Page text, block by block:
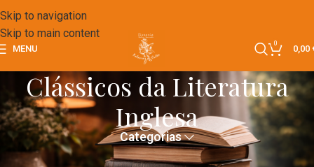
Skip to navigation
Skip to main content
MENU
0
0,00
Clássicos da Literatura
Inglesa
Categorias